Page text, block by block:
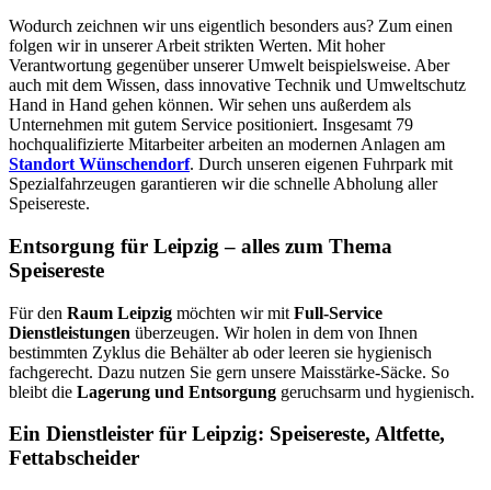
Wodurch zeichnen wir uns eigentlich besonders aus? Zum einen
folgen wir in unserer Arbeit strikten Werten. Mit hoher
Verantwortung gegenüber unserer Umwelt beispielsweise. Aber
auch mit dem Wissen, dass innovative Technik und Umweltschutz
Hand in Hand gehen können. Wir sehen uns außerdem als
Unternehmen mit gutem Service positioniert. Insgesamt 79
hochqualifizierte Mitarbeiter arbeiten an modernen Anlagen am
Standort Wünschendorf. Durch unseren eigenen Fuhrpark mit
Spezialfahrzeugen garantieren wir die schnelle Abholung aller
Speisereste.
Entsorgung für Leipzig – alles zum Thema
Speisereste
Für den Raum Leipzig möchten wir mit Full-Service
Dienstleistungen überzeugen. Wir holen in dem von Ihnen
bestimmten Zyklus die Behälter ab oder leeren sie hygienisch
fachgerecht. Dazu nutzen Sie gern unsere Maisstärke-Säcke. So
bleibt die Lagerung und Entsorgung geruchsarm und hygienisch.
Ein Dienstleister für Leipzig: Speisereste, Altfette,
Fettabscheider